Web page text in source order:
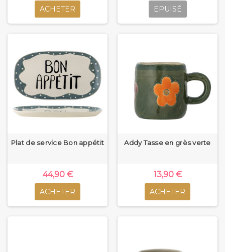
ACHETER EPUISÉ
Plat de service Bon appétit
44,90 €
ACHETER
Addy Tasse en grès verte
13,90 €
ACHETER